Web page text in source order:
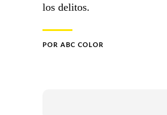
los delitos.
POR ABC COLOR